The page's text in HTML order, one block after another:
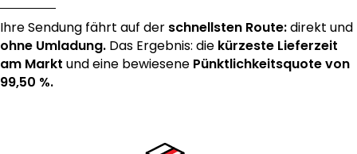
Ihre Sendung fährt auf der schnellsten Route:direkt und
ohne Umladung. Das Ergebnis: die kürzeste Lieferzeit
am Markt und eine bewiesene Pünktlichkeitsquote von
99,50 %.